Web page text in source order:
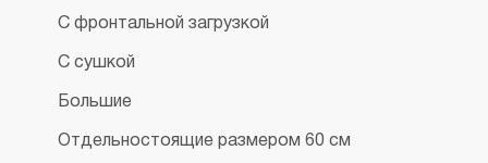
С фронтальной загрузкой
С сушкой
Большие
Отдельностоящие размером 60 см